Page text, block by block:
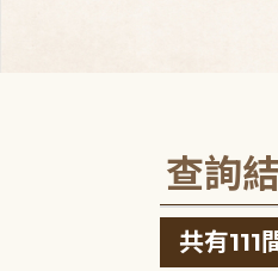
查詢
共有111